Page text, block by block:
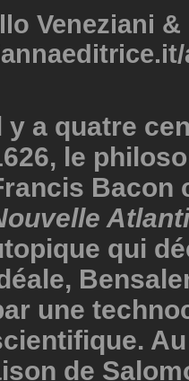
Veneziani &
y a quatre
le
Bacon
qui
une
de